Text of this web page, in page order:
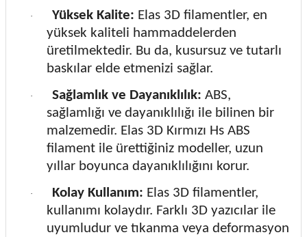
· Yüksek Kalite: Elas 3D filamentler, en
yüksek kaliteli hammaddelerden
üretilmektedir. Bu da, kusursuz ve tutarlı
baskılar elde etmenizi sağlar.
· Sağlamlık ve Dayanıklılık: ABS,
sağlamlığı ve dayanıklılığı ile bilinen bir
malzemedir. Elas 3D Kırmızı Hs ABS
filament ile ürettiğiniz modeller, uzun
yıllar boyunca dayanıklılığını korur.
· Kolay Kullanım: Elas 3D filamentler,
kullanımı kolaydır. Farklı 3D yazıcılar ile
uyumludur ve tıkanma veya deformasyon